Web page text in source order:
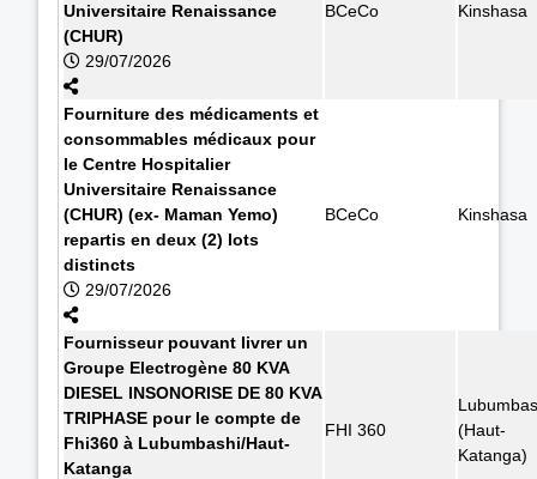
Universitaire Renaissance
(CHUR)
29/07/2026
BCeCo Kinshasa
Fourniture des médicaments et
consommables médicaux pour
le Centre Hospitalier
Universitaire Renaissance
(CHUR) (ex- Maman Yemo)
repartis en deux (2) lots
distincts
29/07/2026
BCeCo Kinshasa
Fournisseur pouvant livrer un
Groupe Electrogène 80 KVA
DIESEL INSONORISE DE 80 KVA
TRIPHASE pour le compte de
Fhi360 à Lubumbashi/Haut-
Katanga
FHI 360
(Haut-
Katanga)